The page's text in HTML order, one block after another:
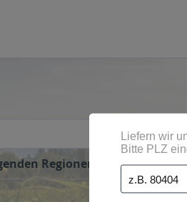
Regionen, Städten,